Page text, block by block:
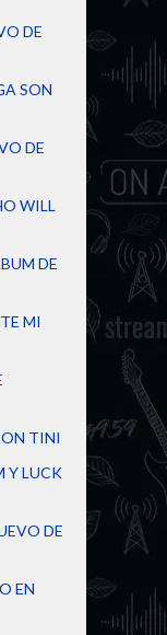
DE
SON
DE
WILL
DE
MI
TINI
Y LUCK
DE
EN